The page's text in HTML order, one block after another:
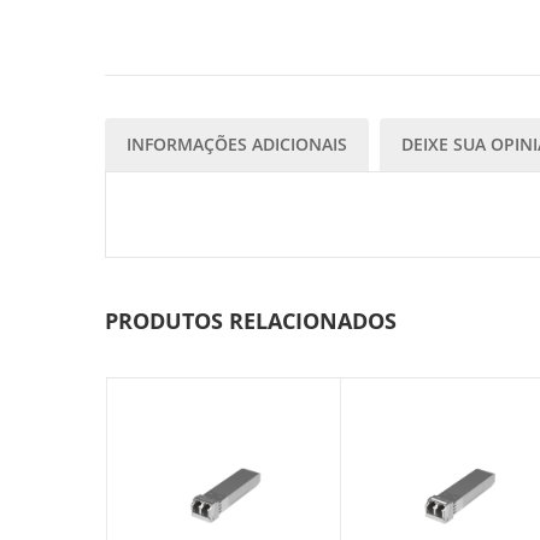
INFORMAÇÕES ADICIONAIS DEIXE SUA
PRODUTOS RELACIONADOS